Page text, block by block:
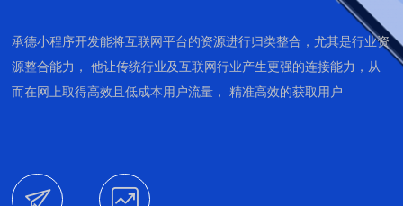
承德小程序开发能将互联网平台的资源进行归类整合，尤其是行业资
源整合能力， 他让传统行业及互联网行业产生更强的连接能力，从
而在网上取得高效且低成本用户流量， 精准高效的获取用户
 